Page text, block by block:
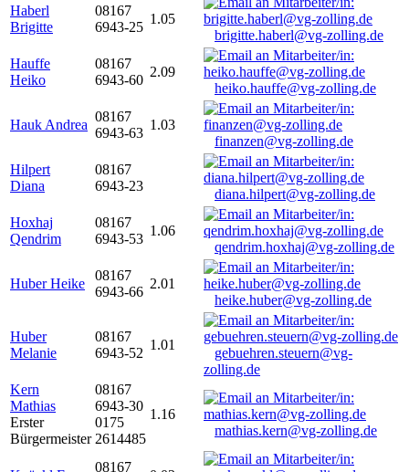
Haberl
Brigitte
08167
6943-25
1.05
brigitte.haberl@vg-zolling.de
Hauffe
Heiko
08167
6943-60
2.09
heiko.hauffe@vg-zolling.de
Hauk Andrea
08167
6943-63
1.03
finanzen@vg-zolling.de
Hilpert
Diana
08167
6943-23
diana.hilpert@vg-zolling.de
Hoxhaj
Qendrim
08167
6943-53
1.06
qendrim.hoxhaj@vg-zolling.de
Huber Heike
08167
6943-66
2.01
heike.huber@vg-zolling.de
Huber
Melanie
08167
6943-52
1.01
gebuehren.steuern@vg-
zolling.de
Kern
Mathias
Erster
Bürgermeister
08167
6943-30
0175
2614485
1.16
mathias.kern@vg-zolling.de
08167